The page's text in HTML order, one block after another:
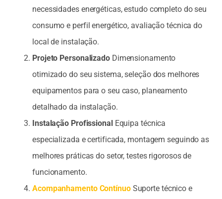
necessidades energéticas, estudo completo do seu
consumo e perfil energético, avaliação técnica do
local de instalação.
Projeto PersonalizadoDimensionamento
otimizado do seu sistema, seleção dos melhores
equipamentos para o seu caso, planeamento
detalhado da instalação.
Instalação ProfissionalEquipa técnica
especializada e certificada, montagem seguindo as
melhores práticas do setor, testes rigorosos de
funcionamento.
Acompanhamento ContínuoSuporte técnico e